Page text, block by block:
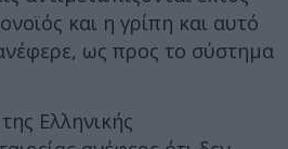
και η γρίπη και αυτό
ως προς το σύστημα
Ελληνικής